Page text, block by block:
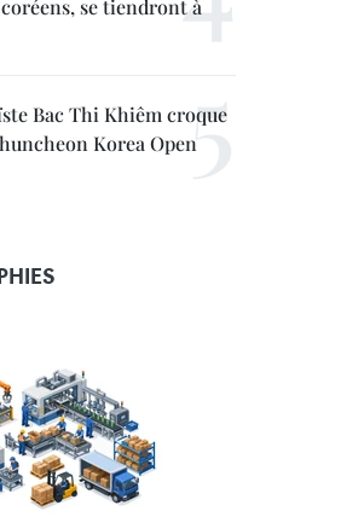
se tiendront à
Bac Thi Khiêm croque
Korea Open